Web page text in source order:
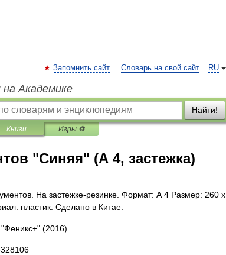
RU
Запомнить сайт Словарь на свой сайт
на Академике
Найти!
Книги Игры ⚽
"Синяя" (А 4, застежка)
На застежке-резинке. Формат: А 4 Размер: 260 х
пластик. Сделано в Китае.
"Феникс+" (2016)